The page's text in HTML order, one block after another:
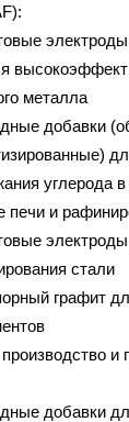
металла
добавки
углерода
печи и
стали
графит
и
добавки